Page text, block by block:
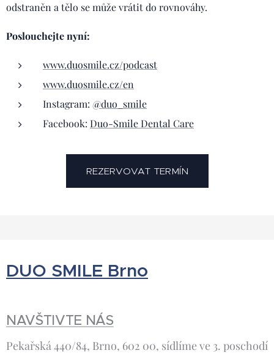
odstraněn a tělo se může vrátit do rovnováhy.
Poslouchejte nyní:
www.duosmile.cz/podcast
www.duosmile.cz/en
Instagram: @duo_smile
Facebook: Duo-Smile Dental Care
REZERVOVAT TERMÍN
DUO SMILE Brno
NAVŠTIVTE NÁS
Pekařská 440/84, Brno, 602 00, sídlíme ve 3. poschodí